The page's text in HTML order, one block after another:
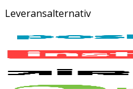
Leveransalternativ